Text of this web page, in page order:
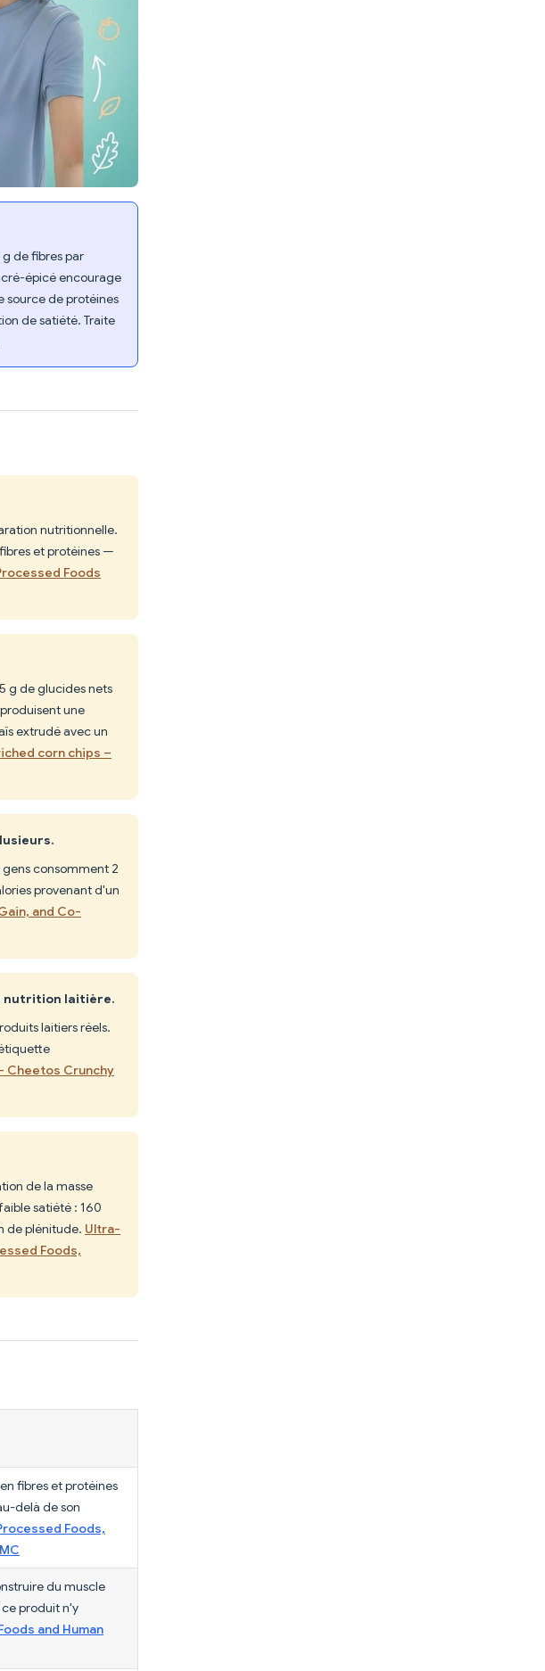
g de fibres par
épicé encourage
source de protéines
de satiété. Traite
nutritionnelle.
et protéines —
Foods
g de glucides nets
une
extrudé avec un
corn chips –
consomment 2
provenant d'un
and Co-
nutrition laitière.
laitiers réels.
Cheetos Crunchy
de la masse
satiété : 160
de plénitude. Ultra-
Foods,
fibres et protéines
delà de son
Foods,
du muscle
ce produit n'y
and Human